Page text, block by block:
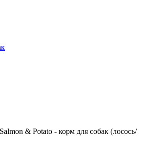
& Potato - корм для собак (лосось/